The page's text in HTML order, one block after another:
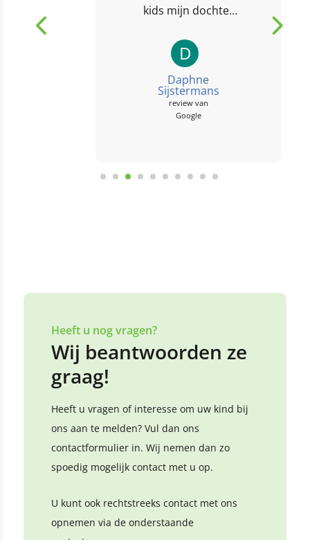
kids mijn dochter
plezier erna toe en
komt moe en
voldaan terug...
Daphne
Sijstermans
review van
Heeft u nog vragen?
Wij beantwoorden ze
graag!
Heeft u vragen of interesse om uw kind bij
ons aan te melden? Vul dan ons
contactformulier in. Wij nemen dan zo
spoedig mogelijk contact met u op.
U kunt ook rechtstreeks contact met ons
opnemen via de onderstaande